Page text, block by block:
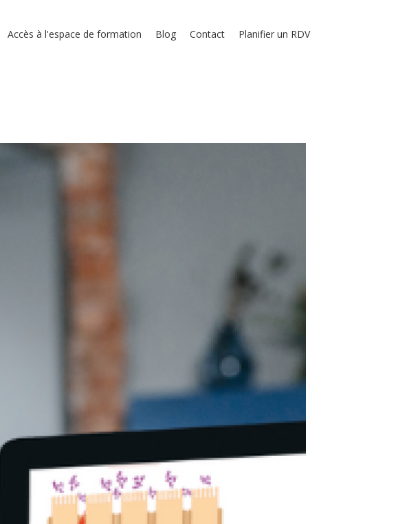
Accès à l'espace de formation Blog Contact Planifier un RDV